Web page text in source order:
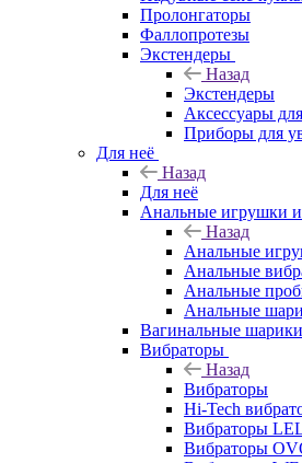
Пролонгаторы
Фаллопротезы
Экстендеры
Назад
Экстендеры
Аксессуары
Приборы для
Для неё
Назад
Для неё
Анальные игрушки
Назад
Анальные
Анальные
Анальные
Анальные
Вагинальные шарики
Вибраторы
Назад
Вибраторы
Hi-Tech
Вибраторы
Вибраторы